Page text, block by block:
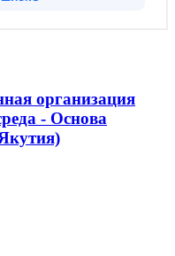
организация
- Основа